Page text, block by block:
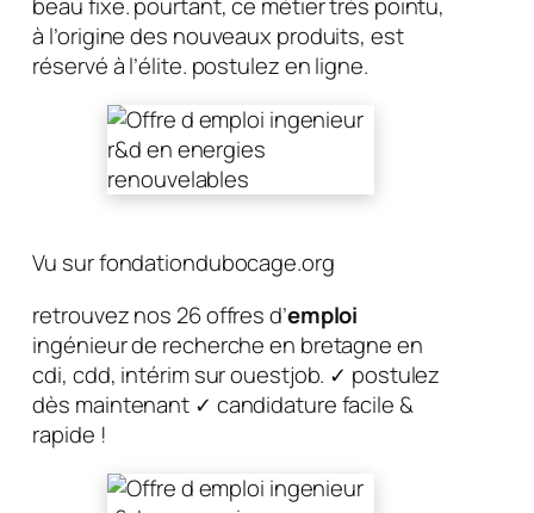
beau fixe. pourtant, ce métier très pointu,
à l’origine des nouveaux produits, est
réservé à l’élite. postulez en ligne.
Vu sur fondationdubocage.org
retrouvez nos 26 offres d’emploi
ingénieur de recherche en bretagne en
cdi, cdd, intérim sur ouestjob. ✓ postulez
dès maintenant ✓ candidature facile &
rapide !